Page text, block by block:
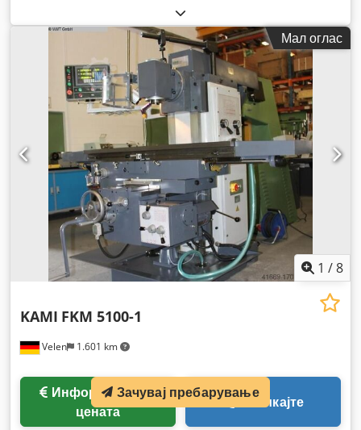
Мал оглас
1 /8
Velen 1.601 km
KAMI FKM 5100-1
цената
Повикајте
Зачувај пребарување